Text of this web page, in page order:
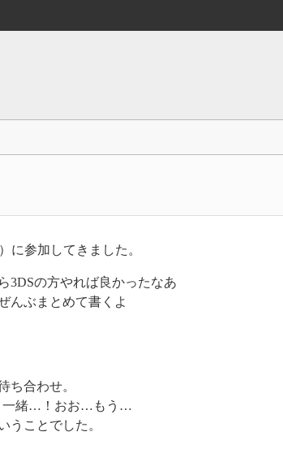
に参加してきました。
の方やれば良かったなあ
んぶまとめて書くよ
ち合わせ。
一緒…！おお…もう…
うことでした。